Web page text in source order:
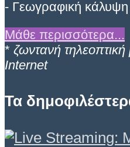
- Γεωγραφική κάλυψη
Μάθε περισσότερα...
* ζωντανή
Internet
Τα